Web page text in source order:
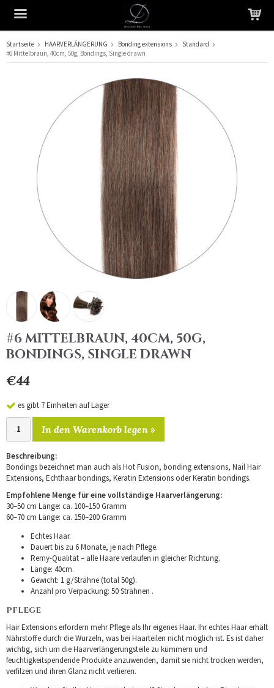
Das Produkt wurde in Ihren Warenkorb gelegt
Startseite HAARVERLÄNGERUNG Bonding extensions
Standard
#6 Mittelbraun, 40cm, 50g, Bondings, Single drawn
#6 MITTELBRAUN, 40CM, 50G,
BONDINGS, SINGLE DRAWN
€44
es gibt 7 Einheiten auf Lager
In den Warenkorb legen »
Beschreibung:
Bondings bezeichnet man auch als Hot Fusion, bonding extensions, Nail Hair
Extensions, Echthaar bondings, Keratin Extensions oder Keratin bondings.
Empfohlene Menge für eine vollständige Haarverlängerung:
30–50 cm Länge: ca. 100–150 Gramm
60–70 cm Länge: ca. 150–200 Gramm
Echtes Haar.
Dauert bis zu 6 Monate, je nach Pflege.
Remy-Qualität – alle Haare verlaufen in gleicher Richtung.
Länge: 40cm.
Gewicht: 1 g/Strähne (total 50g).
Anzahl pro Verpackung: 50 Strähnen .
PFLEGE
Hair Extensions erfordern mehr Pflege als Ihr eigenes Haar. Ihr echtes Haar erhält
Nährstoffe durch die Wurzeln, was bei Haarteilen nicht möglich ist. Es ist daher
wichtig, sich um die Haarverlängerungsteile zu kümmern und
feuchtigkeitspendende Produkte anzuwenden, damit sie nicht trocken werden,
verfilzen und ihren Glanz nicht verlieren.